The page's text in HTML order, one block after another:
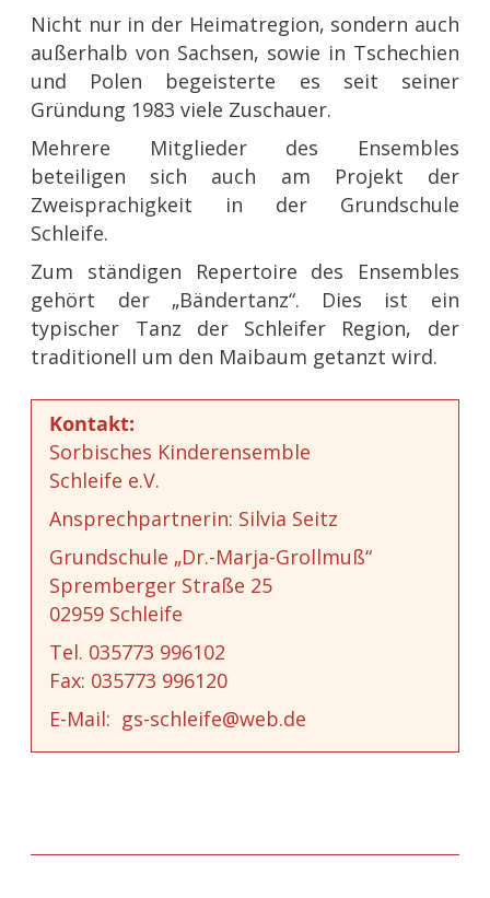
Nicht nur in der Heimatregion, sondern auch
außerhalb von Sachsen, sowie in Tschechien
und Polen begeisterte es seit seiner
Gründung 1983 viele Zuschauer.
Mehrere Mitglieder des Ensembles
beteiligen sich auch am Projekt der
Zweisprachigkeit in der Grundschule
Schleife.
Zum ständigen Repertoire des Ensembles
gehört der „Bändertanz“. Dies ist ein
typischer Tanz der Schleifer Region, der
traditionell um den Maibaum getanzt wird.
Kontakt:
Sorbisches Kinderensemble
Schleife e.V.
Ansprechpartnerin: Silvia Seitz
Grundschule „Dr.-Marja-Grollmuß“
Spremberger Straße 25
02959 Schleife
Tel. 035773 996102
Fax: 035773 996120
E-Mail: gs-schleife@web.de